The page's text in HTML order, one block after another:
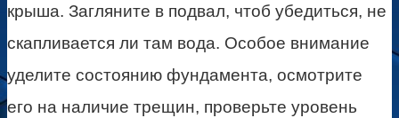
крыша. Загляните в подвал, чтоб убедиться, не
скапливается ли там вода. Особое внимание
уделите состоянию фундамента, осмотрите
его на наличие трещин, проверьте уровень